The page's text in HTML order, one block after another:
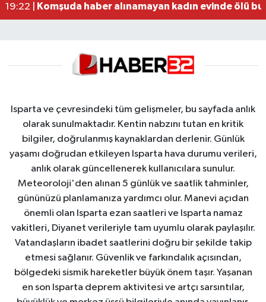
19:22 |
Komşuda haber alınamayan kadın evinde ölü
Isparta ve çevresindeki tüm gelişmeler, bu sayfada anlık
olarak sunulmaktadır. Kentin nabzını tutan en kritik
bilgiler, doğrulanmış kaynaklardan derlenir. Günlük
yaşamı doğrudan etkileyen Isparta hava durumu verileri,
anlık olarak güncellenerek kullanıcılara sunulur.
Meteoroloji'den alınan 5 günlük ve saatlik tahminler,
gününüzü planlamanıza yardımcı olur. Manevi açıdan
önemli olan Isparta ezan saatleri ve Isparta namaz
vakitleri, Diyanet verileriyle tam uyumlu olarak paylaşılır.
Vatandaşların ibadet saatlerini doğru bir şekilde takip
etmesi sağlanır. Güvenlik ve farkındalık açısından,
bölgedeki sismik hareketler büyük önem taşır. Yaşanan
en son Isparta deprem aktivitesi ve artçı sarsıntılar,